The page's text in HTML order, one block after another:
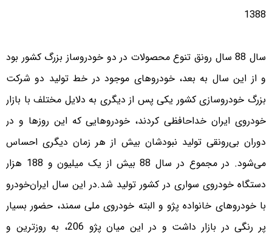
1388
سال 88 سال رونق تنوع محصولات در دو خودروساز بزرگ کشور بود
و از این سال به بعد، خودروهای موجود در خط تولید دو شرکت
بزرگ خودروسازی کشور یکی پس از دیگری به دلایل مختلف با بازار
خودروی ایران خداحافظی کردند، خودروهایی که این روزها و در
دوران بی‌رونقی تولید نبودشان بیش از هر زمان دیگری احساس
می‌شود. در مجموع در سال 88 بیش از یک میلیون و 188 هزار
دستگاه خودروی سواری در کشور تولید شد.در این سال ایران‌خودرو
با خودروهای خانواده پژو و البته خودروی ملی سمند، حضور بسیار
پر رنگی در بازار داشت و در این میان پژو 206، به روزترین و